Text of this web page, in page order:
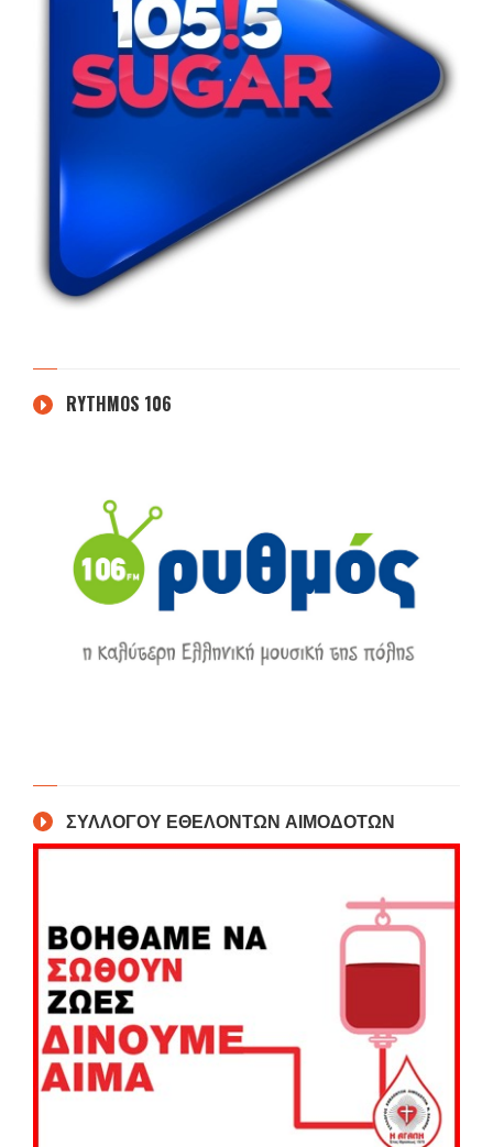
RYTHMOS 106
ΣΥΛΛΟΓΟΥ ΕΘΕΛΟΝΤΩΝ ΑΙΜΟΔΟΤΩΝ